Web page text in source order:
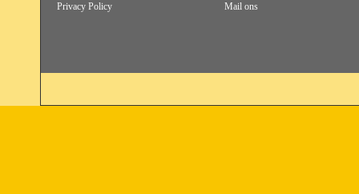
Privacy Policy
Mail ons